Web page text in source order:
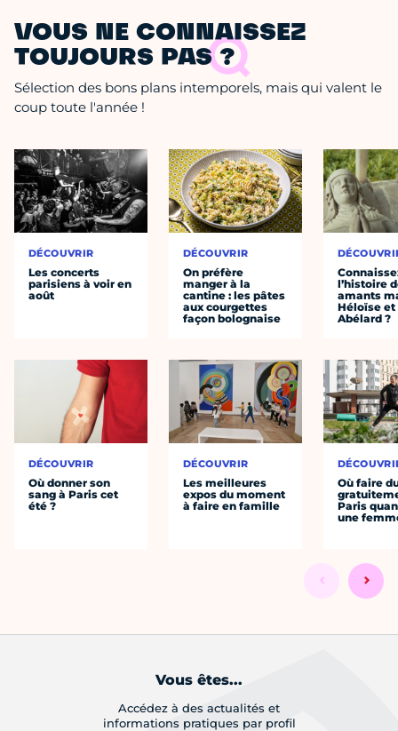
VOUS NE CONNAISSEZ
TOUJOURS PAS ?
Sélection des bons plans intemporels, mais qui valent le
coup toute l'année !
DÉCOUVRIR
Les concerts
parisiens à voir en
août
DÉCOUVRIR
Où donner son
sang à Paris cet
été ?
DÉCOUVRIR
On préfère
manger à la
cantine : les pâtes
aux courgettes
façon bolognaise
DÉCOUVRIR
Les meilleures
expos du moment
à faire en famille
l’histoire
amants
Héloïse et
Abélard ?
Où faire
Paris
une
Vous êtes...
Accédez à des actualités et
informations pratiques par profil